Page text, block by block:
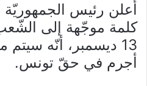
أعلن رئيس
كلمة موجّهة إلى الشّعب
13 ديسمبر، أنّه
أجرم في حقّ تونس.